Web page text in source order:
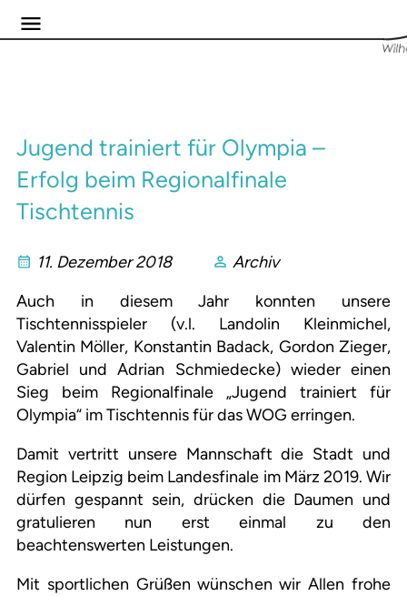
Jugend trainiert für Olympia –
Erfolg beim Regionalfinale
Tischtennis
11. Dezember 2018
Archiv
Auch in diesem Jahr konnten unsere
Tischtennisspieler (v.l. Landolin Kleinmichel,
Valentin Möller, Konstantin Badack, Gordon Zieger,
Gabriel und Adrian Schmiedecke) wieder einen
Sieg beim Regionalfinale „Jugend trainiert für
Olympia“ im Tischtennis für das WOG erringen.
Damit vertritt unsere Mannschaft die Stadt und
Region Leipzig beim Landesfinale im März 2019. Wir
dürfen gespannt sein, drücken die Daumen und
gratulieren nun erst einmal zu den
beachtenswerten Leistungen.
Mit sportlichen Grüßen wünschen wir Allen frohe